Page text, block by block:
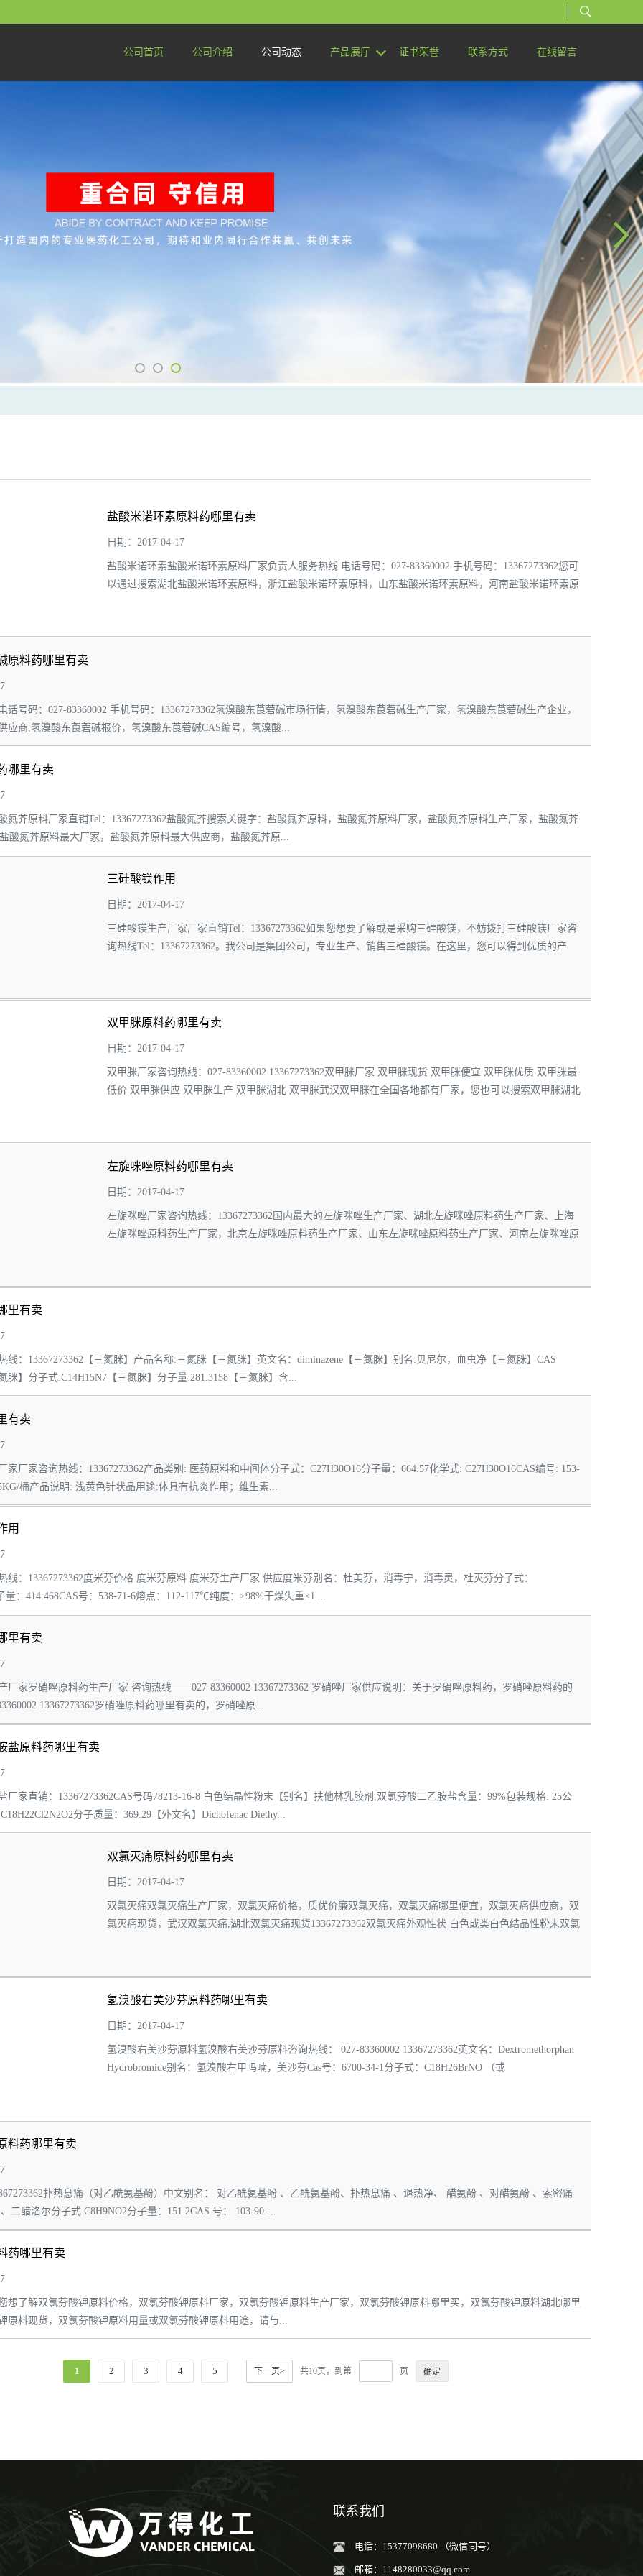
公司首页 公司介绍 公司动态 产品展厅 证书荣誉 联系方式 在线留言
盐酸米诺环素原料药哪里有卖
日期：2017-04-17
盐酸米诺环素盐酸米诺环素原料厂家负责人服务热线 电话号码：027-83360002 手机号码：13367273362您可
以通过搜索湖北盐酸米诺环素原料，浙江盐酸米诺环素原料，山东盐酸米诺环素原料，河南盐酸米诺环素原
原料药哪里有卖
话号码：027-83360002 手机号码：13367273362氢溴酸东莨菪碱市场行情，氢溴酸东莨菪碱生产厂家，氢溴酸东莨菪碱生产企业，
应商,氢溴酸东莨菪碱报价，氢溴酸东莨菪碱CAS编号，氢溴酸...
哪里有卖
氮芥原料厂家直销Tel：13367273362盐酸氮芥搜索关键字：盐酸氮芥原料，盐酸氮芥原料厂家，盐酸氮芥原料生产厂家，盐酸氮芥
酸氮芥原料最大厂家，盐酸氮芥原料最大供应商，盐酸氮芥原...
三硅酸镁作用
日期：2017-04-17
三硅酸镁生产厂家厂家直销Tel：13367273362如果您想要了解或是采购三硅酸镁，不妨拨打三硅酸镁厂家咨
询热线Tel：13367273362。我公司是集团公司，专业生产、销售三硅酸镁。在这里，您可以得到优质的产
双甲脒原料药哪里有卖
日期：2017-04-17
双甲脒厂家咨询热线：027-83360002 13367273362双甲脒厂家 双甲脒现货 双甲脒便宜 双甲脒优质 双甲脒最
低价 双甲脒供应 双甲脒生产 双甲脒湖北 双甲脒武汉双甲脒在全国各地都有厂家，您也可以搜索双甲脒湖北
左旋咪唑原料药哪里有卖
日期：2017-04-17
左旋咪唑厂家咨询热线：13367273362国内最大的左旋咪唑生产厂家、湖北左旋咪唑原料药生产厂家、上海
左旋咪唑原料药生产厂家，北京左旋咪唑原料药生产厂家、山东左旋咪唑原料药生产厂家、河南左旋咪唑原
里有卖
线：13367273362【三氮脒】产品名称:三氮脒【三氮脒】英文名：diminazene【三氮脒】别名:贝尼尔，血虫净【三氮脒】CAS
脒】分子式:C14H15N7【三氮脒】分子量:281.3158【三氮脒】含...
有卖
家厂家咨询热线：13367273362产品类别: 医药原料和中间体分子式：C27H30O16分子量：664.57化学式: C27H30O16CAS编号: 153-
桶产品说明: 浅黄色针状晶用途:体具有抗炎作用；维生素...
用
线：13367273362度米芬价格 度米芬原料 度米芬生产厂家 供应度米芬别名：杜美芬，消毒宁，消毒灵，杜灭芬分子式：
量：414.468CAS号：538-71-6熔点：112-117℃纯度：≥98%干燥失重≤1....
里有卖
厂家罗硝唑原料药生产厂家 咨询热线——027-83360002 13367273362 罗硝唑厂家供应说明：关于罗硝唑原料药，罗硝唑原料药的
13367273362罗硝唑原料药哪里有卖的，罗硝唑原...
盐原料药哪里有卖
厂家直销：13367273362CAS号码78213-16-8 白色结晶性粉末【别名】扶他林乳胶剂,双氯芬酸二乙胺盐含量：99%包装规格: 25公
分子质量：369.29【外文名】Dichofenac Diethy...
双氯灭痛原料药哪里有卖
日期：2017-04-17
双氯灭痛双氯灭痛生产厂家，双氯灭痛价格，质优价廉双氯灭痛，双氯灭痛哪里便宜，双氯灭痛供应商，双
氯灭痛现货，武汉双氯灭痛,湖北双氯灭痛现货13367273362双氯灭痛外观性状 白色或类白色结晶性粉末双氯
氢溴酸右美沙芬原料药哪里有卖
日期：2017-04-17
氢溴酸右美沙芬原料氢溴酸右美沙芬原料咨询热线： 027-83360002 13367273362英文名：Dextromethorphan
Hydrobromide别名：氢溴酸右甲吗喃，美沙芬Cas号：6700-34-1分子式：C18H26BrNO （或
料药哪里有卖
扑热息痛（对乙酰氨基酚）中文别名： 对乙酰氨基酚 、乙酰氨基酚、扑热息痛 、退热净、 醋氨酚 、对醋氨酚 、索密痛
二醋洛尔分子式 C8H9NO2分子量：151.2CAS 号： 103-90-...
药哪里有卖
想了解双氯芬酸钾原料价格，双氯芬酸钾原料厂家，双氯芬酸钾原料生产厂家，双氯芬酸钾原料哪里买，双氯芬酸钾原料湖北哪里
原料现货，双氯芬酸钾原料用量或双氯芬酸钾原料用途，请与...
1 2 3 4 5 下一页> 共10页，到第 页
联系我们
电话：15377098680 （微信同号）
邮箱： 1148280033@qq.com